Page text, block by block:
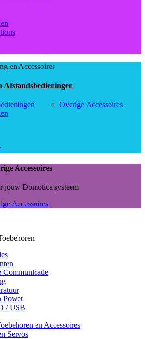
en Accessoires
Afstandsbedieningen
Overige Accessoires
Accessoires
jouw Domotica systeem
Accessoires
Communicatie
Power
/ USB
en Accessoires
Servos